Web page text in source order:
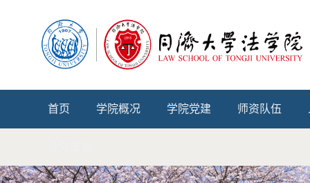
首页 学院概况 学院党建 师资队伍